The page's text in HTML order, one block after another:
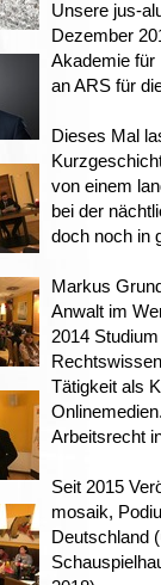
Unsere jus-
Dezember
Akademie für
an ARS für
Dieses Mal
von einem
bei der
doch noch in
Markus
Anwalt im
2014
Tätigkeit als
Arbeitsrecht
Seit 2015
mosaik,
Deutschland